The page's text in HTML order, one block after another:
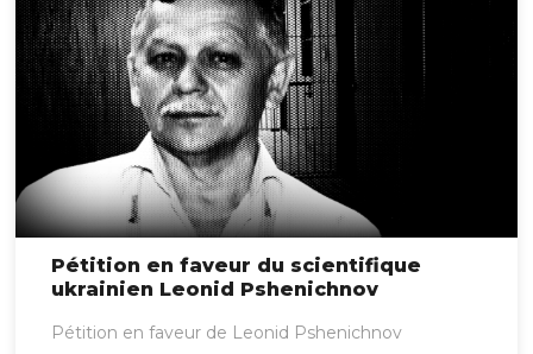
Pétition en faveur du scientifique
ukrainien Leonid Pshenichnov
Pétition en faveur de Leonid Pshenichnov